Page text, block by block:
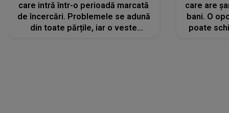
care intră într-o perioadă marcată
de încercări. Problemele se adună
din toate părțile, iar o veste
care are
bani. O
poate